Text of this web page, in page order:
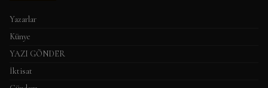
Yazarlar
Künye
YAZI GÖNDER
İktisat